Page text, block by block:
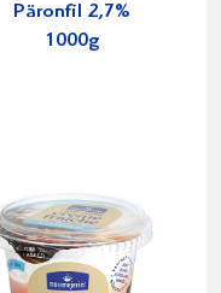
Päronfil 2,7%
1000g